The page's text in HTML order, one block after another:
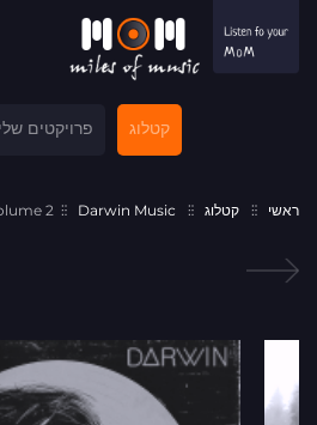
קטלוג פרויקטים שלי
ראשי קטלוג Darwin Music
2